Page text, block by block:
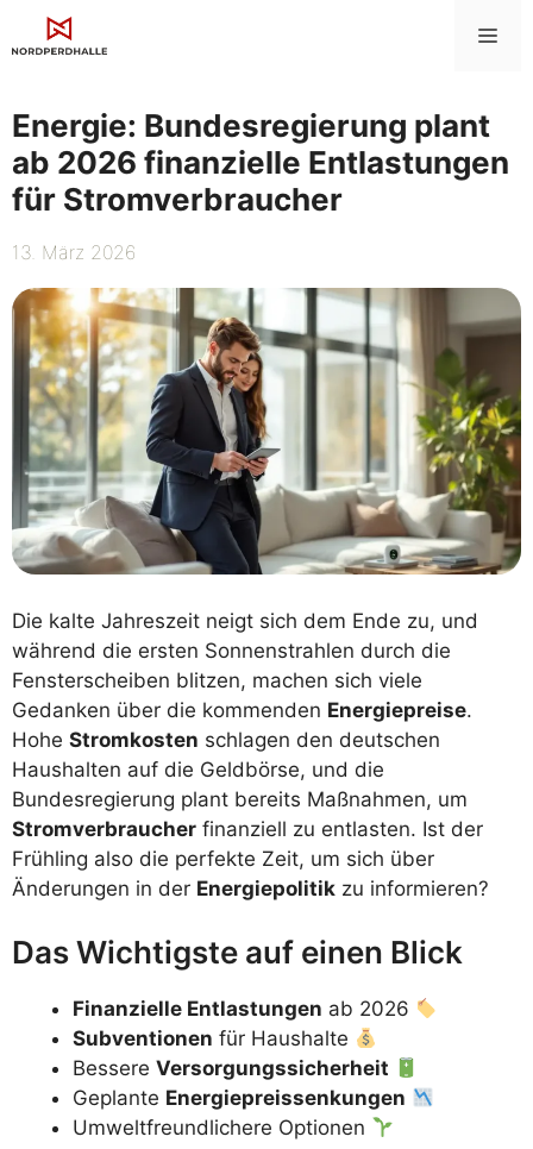
Inhalt
Energie: Bundesregierung plant
ab 2026 finanzielle Entlastungen
für Stromverbraucher
13. März 2026
Die kalte Jahreszeit neigt sich dem Ende zu, und
während die ersten Sonnenstrahlen durch die
Fensterscheiben blitzen, machen sich viele
Gedanken über die kommenden Energiepreise.
Hohe Stromkosten schlagen den deutschen
Haushalten auf die Geldbörse, und die
Bundesregierung plant bereits Maßnahmen, um
Stromverbraucher finanziell zu entlasten. Ist der
Frühling also die perfekte Zeit, um sich über
Änderungen in der Energiepolitik zu informieren?
Das Wichtigste auf einen Blick
Finanzielle Entlastungen ab 2026
Subventionen für Haushalte
Bessere Versorgungssicherheit
Geplante Energiepreissenkungen
Umweltfreundlichere Optionen